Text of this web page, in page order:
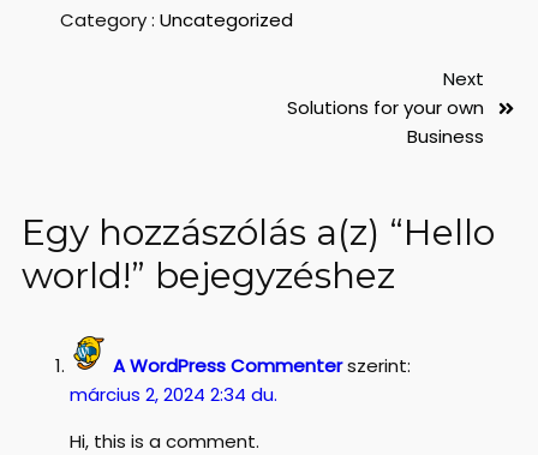
Category : Uncategorized
Next
Solutions for your own
Business
Egy hozzászólás a(z) “Hello
world!” bejegyzéshez
A WordPress Commenterszerint:
március 2, 2024 2:34 du.
Hi, this is a comment.